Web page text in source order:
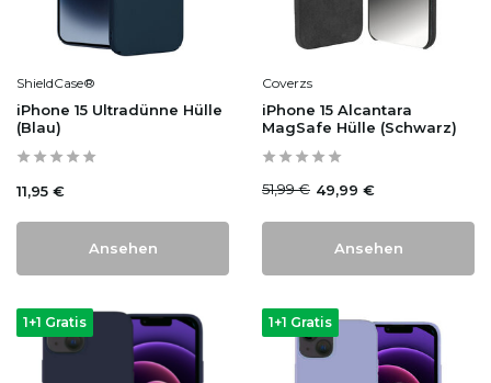
ShieldCase®
iPhone 15 Ultradünne Hülle
(Blau)
11,95 €
Ansehen
Coverzs
iPhone 15 Alcantara
MagSafe Hülle (Schwarz)
51,99 € 49,99 €
Ansehen
1+1 Gratis 1+1 Gratis